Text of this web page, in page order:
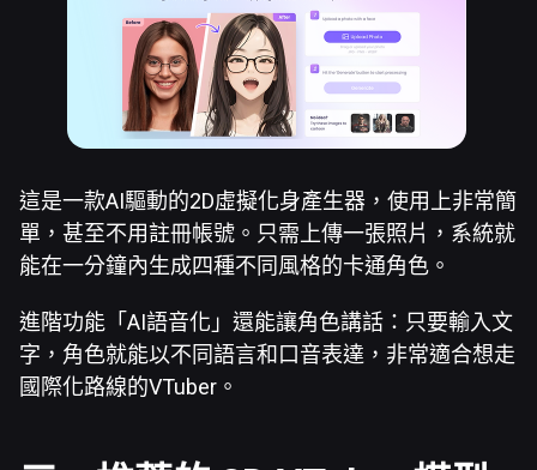
這是一款AI驅動的2D虛擬化身產生器，使用上非常簡
單，甚至不用註冊帳號。只需上傳一張照片，系統就
能在一分鐘內生成四種不同風格的卡通角色。
進階功能「AI語音化」還能讓角色講話：只要輸入文
字，角色就能以不同語言和口音表達，非常適合想走
國際化路線的VTuber。